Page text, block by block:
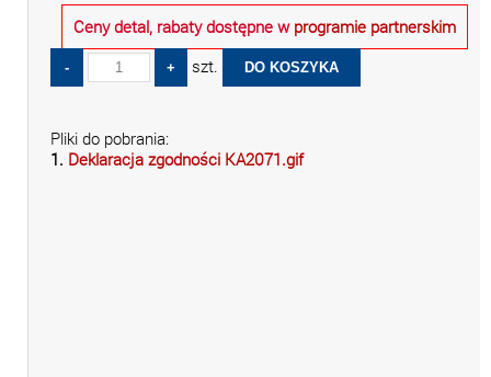
Ceny detal, rabaty dostępne w programie partnerskim
szt.
Pliki do pobrania:
1. Deklaracja zgodności KA2071.gif